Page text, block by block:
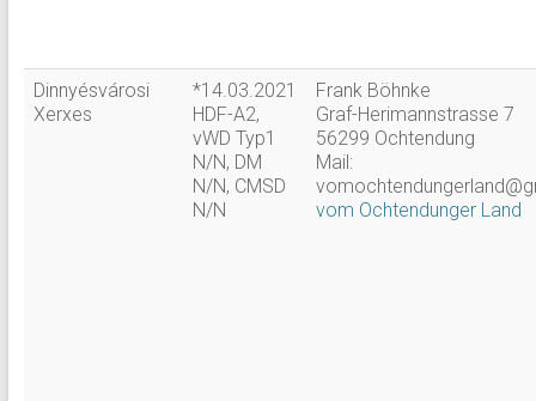
Dinnyésvárosi
Xerxes
*14.03.2021
HDF-A2,
vWD Typ1
N/N, DM
N/N, CMSD
N/N
Frank Böhnke
Graf-Herimannstrasse 7
56299 Ochtendung
Mail:
vom Ochtendunger Land